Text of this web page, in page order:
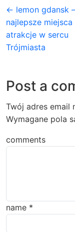
← lemon gdansk
najlepsze miejsca
atrakcje w sercu
Trójmiasta
Post a
Twój adres email
Wymagane pola
comments
name *